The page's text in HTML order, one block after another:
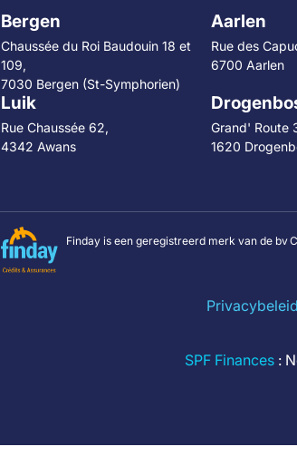
Bergen
Chaussée du Roi Baudouin 18 et
109,
7030 Bergen (St-Symphorien)
Aarlen
Rue des
6700 Aarlen
Luik
Rue Chaussée 62,
4342 Awans
Grand' Route
1620
Finday is een geregistreerd merk van de bv
Privacybeleid
SPF Finances: